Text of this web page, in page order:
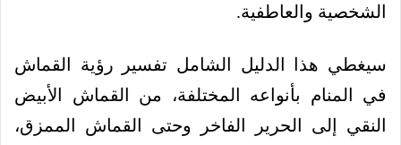
الشخصية والعاطفية.
سيغطي هذا الدليل الشامل تفسير رؤية القماش
في المنام بأنواعه المختلفة، من القماش الأبيض
النقي إلى الحرير الفاخر وحتى القماش الممزق،